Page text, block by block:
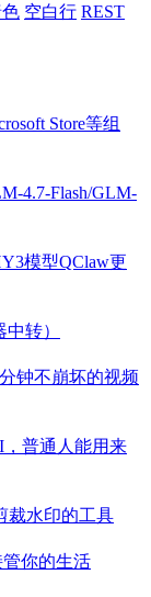
空白行 REST
Store等组
4.7-Flash/GLM-
模型QClaw更
转）
钟不崩坏的视频
，普通人能用来
裁水印的工具
你的生活